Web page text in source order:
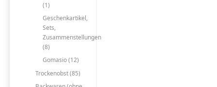
(1)
Geschenkartikel,
Sets,
Zusammenstellungen
(8)
Gomasio (12)
Trockenobst (85)